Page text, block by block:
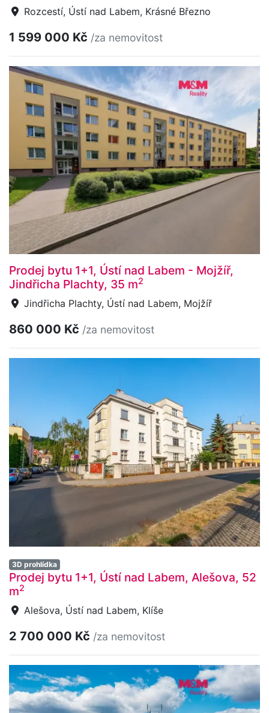
Rozcestí, Ústí nad Labem, Krásné Březno
1 599 000 Kč /za nemovitost
Prodej bytu 1+1, Ústí nad Labem - Mojžíř,
Jindřicha Plachty, 35 m2
Jindřicha Plachty, Ústí nad Labem, Mojžíř
860 000 Kč /za nemovitost
3D prohlídka
Prodej bytu 1+1, Ústí nad Labem, Alešova, 52
m2
Alešova, Ústí nad Labem, Klíše
2 700 000 Kč /za nemovitost